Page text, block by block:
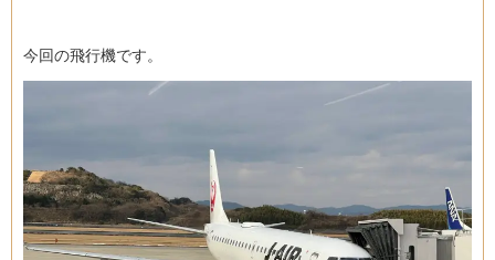
今回の飛行機です。